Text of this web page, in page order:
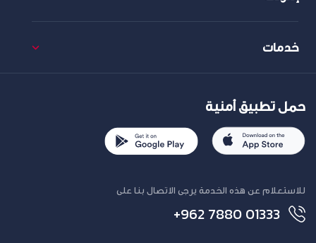
خدمات
حمل تطبيق أمنية
للاستعلام عن هذه الخدمة يرجى الاتصال بنا على
+962 7880 01333